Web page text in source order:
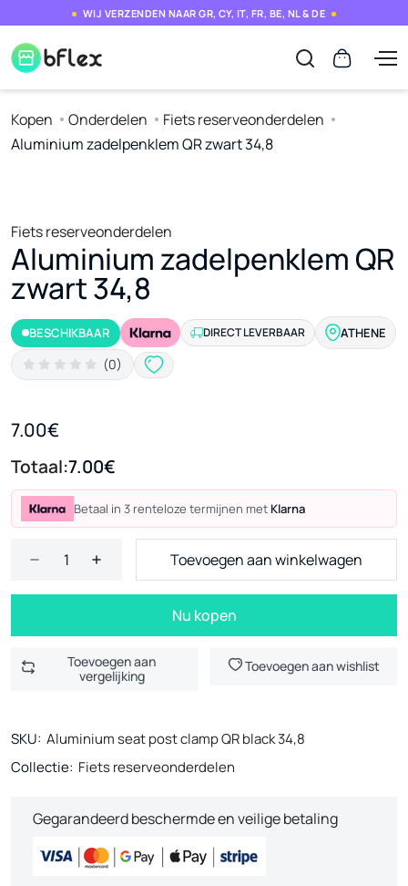
WIJ VERZENDEN NAAR GR, CY, IT, FR, BE, NL & DE
Kopen Onderdelen
Fiets reserveonderdelen
Aluminium zadelpenklem QR zwart 34,8
Fiets reserveonderdelen
Aluminium zadelpenklem QR
zwart 34,8
BESCHIKBAAR DIRECT LEVERBAAR ATHENE
(0)
7.00€
Totaal:7.00€
Betaal in 3 renteloze termijnen met Klarna
Toevoegen aan winkelwagen
Nu kopen
Toevoegen aan
vergelijking
Toevoegen aan wishlist
SKU: Aluminium seat post clamp QR black 34,8
Collectie: Fiets reserveonderdelen
Gegarandeerd beschermde en veilige betaling